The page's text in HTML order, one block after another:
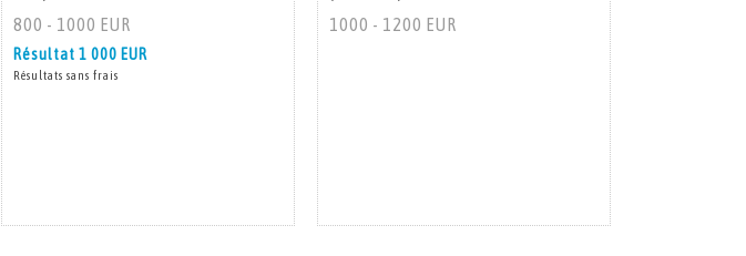
800 - 1000 EUR
Résultat 1 000 EUR
Résultats sans frais
1000 - 1200 EUR